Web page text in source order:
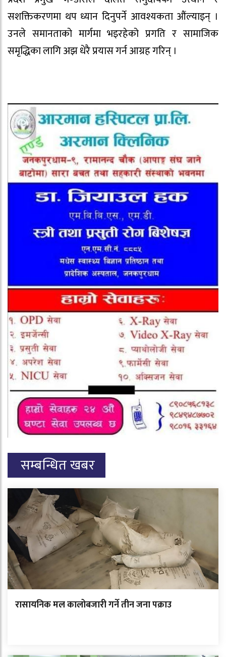
सशक्तिकरणमा थप ध्यान दिनुपर्ने आवश्यकता औंल्याइन् ।
उनले समानताको मार्गमा भइरहेको प्रगति र सामाजिक
समृद्धिका लागि अझ धेरै प्रयास गर्न आग्रह गरिन् ।
सम्बन्धित खबर
रासायनिक मल कालोबजारी गर्ने तीन जना पक्राउ